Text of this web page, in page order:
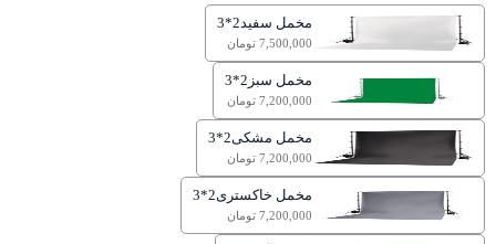
مخمل سفید2*3
7,500,000 تومان
مخمل سبز2*3
7,200,000 تومان
مخمل مشکی2*3
7,200,000 تومان
مخمل خاکستری2*3
7,200,000 تومان